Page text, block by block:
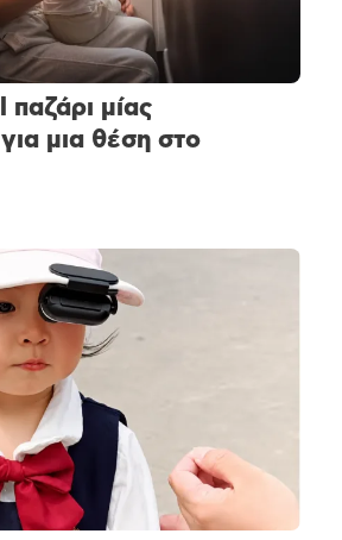
μίας
μια θέση στο